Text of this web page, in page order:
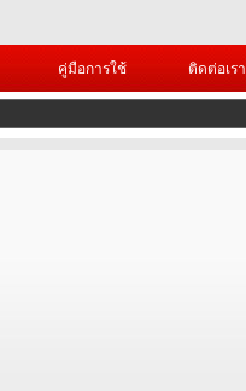
คู่มือการใช้ ติดต่อเรา